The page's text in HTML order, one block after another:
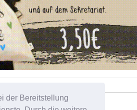
der Bereitstellung